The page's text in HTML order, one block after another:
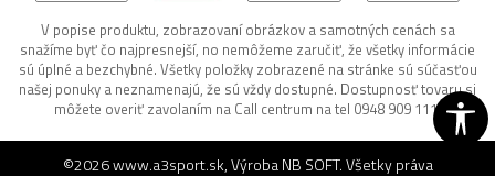
V popise produktu, zobrazovaní obrázkov a samotných cenách sa
snažíme byť čo najpresnejší, no nemôžeme zaručiť, že všetky informácie
sú úplné a bezchybné. Všetky položky zobrazené na stránke sú súčasťou
našej ponuky a neznamenajú, že sú vždy dostupné. Dostupnosť tovaru si
môžete overiť zavolaním na Call centrum na tel 0948 909 111.
©2026www.a3sport.sk, VýrobaNB SOFT. Všetky práva